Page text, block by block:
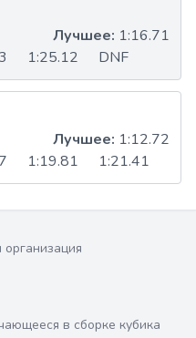
1:25.12 DNF
Лучшее: 1:16.71
1:19.81 1:21.41
Лучшее: 1:12.72
в сборке кубика